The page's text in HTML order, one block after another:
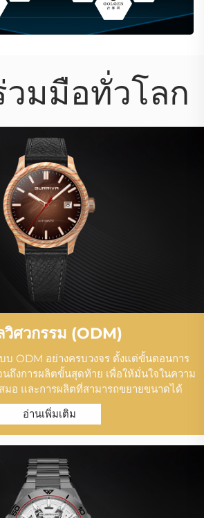
วมมือทั่วโลก
วิศวกรรม (ODM)
บ ODM อย่างครบวงจร ตั้งแต่ขั้นตอนการ
ถึงการผลิตขั้นสุดท้าย เพื่อให้มั่นใจในความ
มอ และการผลิตที่สามารถขยายขนาดได้
อ่านเพิ่มเติม